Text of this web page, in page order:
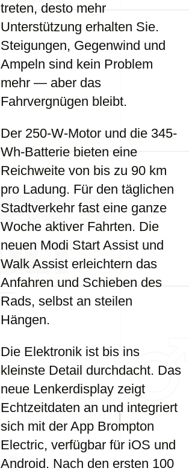
treten, desto mehr
Unterstützung erhalten Sie.
Steigungen, Gegenwind und
Ampeln sind kein Problem
mehr — aber das
Fahrvergnügen bleibt.
Der 250-W-Motor und die 345-
Wh-Batterie bieten eine
Reichweite von bis zu 90 km
pro Ladung. Für den täglichen
Stadtverkehr fast eine ganze
Woche aktiver Fahrten. Die
neuen Modi Start Assist und
Walk Assist erleichtern das
Anfahren und Schieben des
Rads, selbst an steilen
Hängen.
Die Elektronik ist bis ins
kleinste Detail durchdacht. Das
neue Lenkerdisplay zeigt
Echtzeitdaten an und integriert
sich mit der App Brompton
Electric, verfügbar für iOS und
Android. Nach den ersten 100